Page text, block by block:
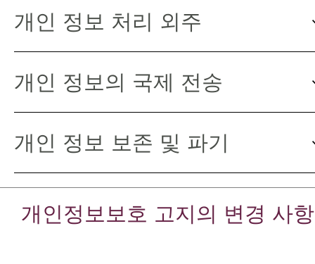
개인 정보 처리 외주
개인 정보의 국제 전송
개인 정보 보존 및 파기
개인정보보호 고지의 변경 사항